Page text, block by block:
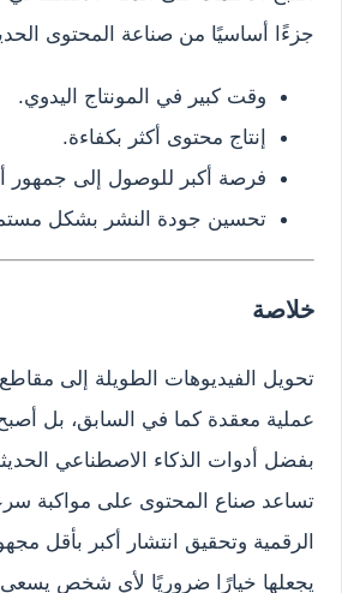
جزءًا أساسيًا من صناعة المحتوى
وقت كبير في المونتاج اليدوي.
إنتاج محتوى أكثر بكفاءة.
فرصة أكبر للوصول إلى جمهور
تحسين جودة النشر بشكل
خلاصة
تحويل الفيديوهات الطويلة إلى
عملية معقدة كما في السابق، بل
بفضل أدوات الذكاء الاصطناعي
تساعد صناع المحتوى على مواكبة
الرقمية وتحقيق انتشار أكبر بأقل
يجعلها خيارًا ضروريًا لأي شخص يسعى